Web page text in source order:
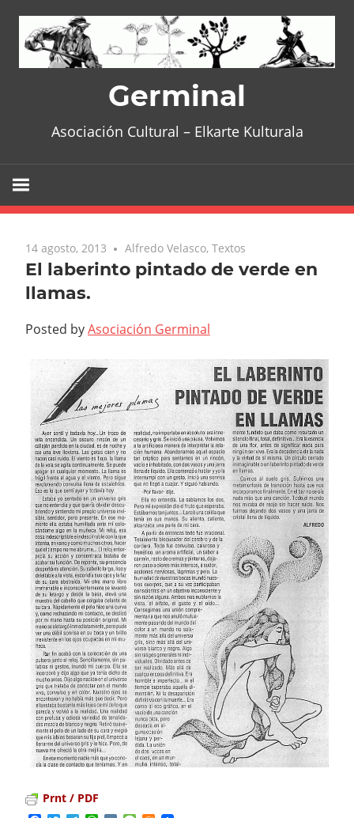
content
Germinal
Asociación Cultural – Elkarte Kulturala
14 agosto, 2013 No comments
Alfredo Velasco,Textos
El laberinto pintado de verde en
llamas.
Posted byAsociación Germinal
Prnt / PDF